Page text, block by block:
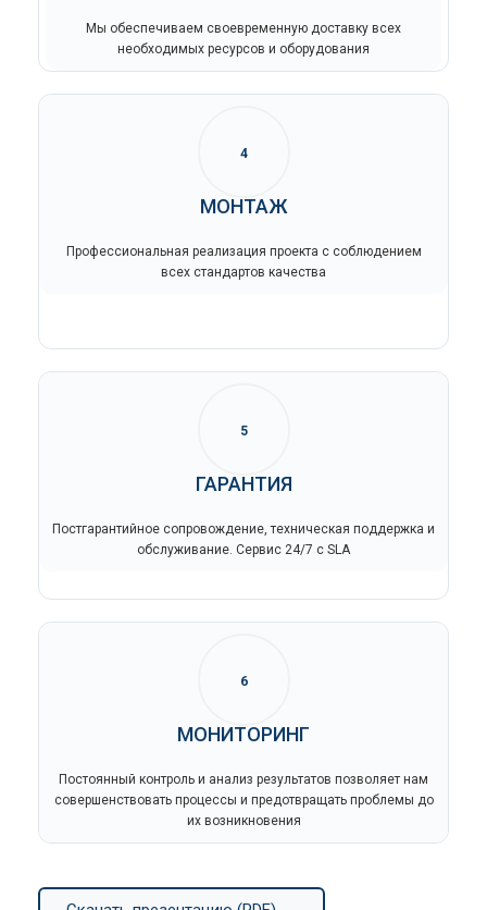
Мы обеспечиваем своевременную доставку всех
необходимых ресурсов и оборудования
4
МОНТАЖ
Профессиональная реализация проекта с соблюдением
всех стандартов качества
5
ГАРАНТИЯ
Постгарантийное сопровождение, техническая поддержка и
обслуживание. Сервис 24/7 с SLA
6
МОНИТОРИНГ
Постоянный контроль и анализ результатов позволяет нам
совершенствовать процессы и предотвращать проблемы до
их возникновения